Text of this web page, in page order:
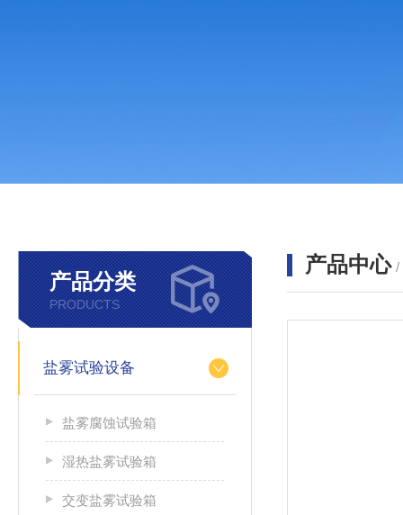
产品分类
PRODUCTS
盐雾试验设备
盐雾腐蚀试验箱
湿热盐雾试验箱
交变盐雾试验箱
产品中心 /